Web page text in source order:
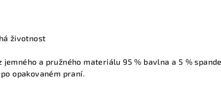
životnost
a pružného materiálu 95 % bavlna a 5 %
opakovaném praní.